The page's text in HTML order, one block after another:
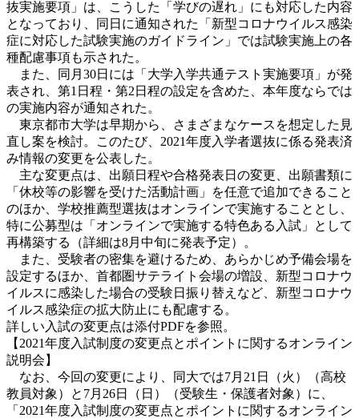
抜実施要項」は、こうした「学びの遅れ」にも対応した内容
となっており、同日に通知された「新型コロナウイルス感染
症に対応した試験実施のガイドライン」では試験実施上の各
種配慮事項も示された。
また、同月30日には「大学入学共通テスト実施要項」が発
表され、第1日程・第2日程の設定を含めた、本年度ならでは
の実施内容が通知された。
東京都市大学は早期から、さまざまなケースを想定した見
直し案を検討。このたび、2021年度入学者選抜に係る発表済
み情報の変更を公表した。
主な変更点は、出願日程や合格発表日の変更、出願書類に
「休校等の影響を受けた活動計画」を任意で追加できること
のほか、学校推薦型選抜はオンラインで実施することとし、
特に公募型は「オンラインで実施する特色ある入試」として
再構築する（詳細は8月中旬に発表予定）。
また、受験者の密集を避けるため、あらかじめ予備会場を
設定するほか、首都圏サテライト会場の増設、新型コロナウ
イルスに感染した場合の受験日振り替えなど、新型コロナウ
イルス感染症の拡大防止にも配慮する。
詳しい入試の変更点は添付PDFを参照。
【2021年度入試制度の変更点とポイントに関するオンライン
説明会】
なお、今回の変更により、同大では7月21日（火）（高校
教員対象）と7月26日（日）（受験生・保護者対象）に、
「2021年度入試制度の変更点とポイントに関するオンライン